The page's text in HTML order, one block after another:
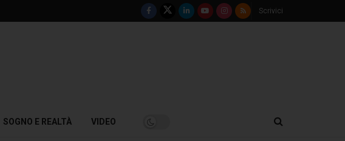
Scrivici
SOGNO E REALTÀ VIDEO